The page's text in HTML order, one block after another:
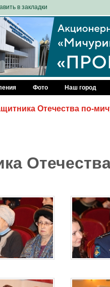
в закладки
Фото Наш город
Отечества по-